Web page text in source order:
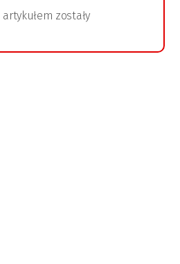
zostały